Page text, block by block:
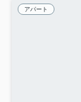
アパート